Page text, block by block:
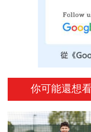
你可能還想